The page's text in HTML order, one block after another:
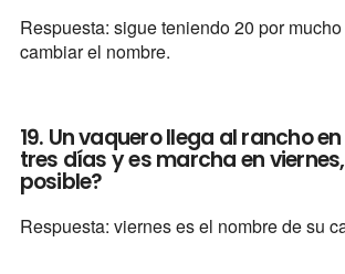
Respuesta: sigue teniendo 20 por
cambiar el nombre.
19. Un vaquero llega al rancho
tres días y es marcha en
posible?
Respuesta: viernes es el nombre de su